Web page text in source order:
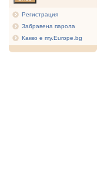
Регистрация
Забравена парола
Какво е my.Europe.bg